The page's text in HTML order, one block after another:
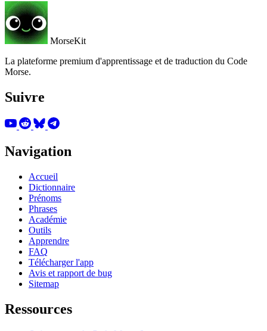
MorseKit
La plateforme premium d'apprentissage et de traduction du Code
Morse.
Suivre
Navigation
Accueil
Dictionnaire
Prénoms
Phrases
Académie
Outils
Apprendre
FAQ
Télécharger l'app
Avis et rapport de bug
Sitemap
Ressources